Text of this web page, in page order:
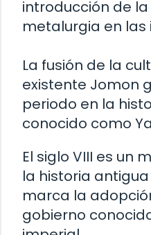
introducción de
metalurgia en las
La fusión de la
existente Jomon
periodo en la
conocido como
El siglo VIII es un
la historia
marca la
gobierno